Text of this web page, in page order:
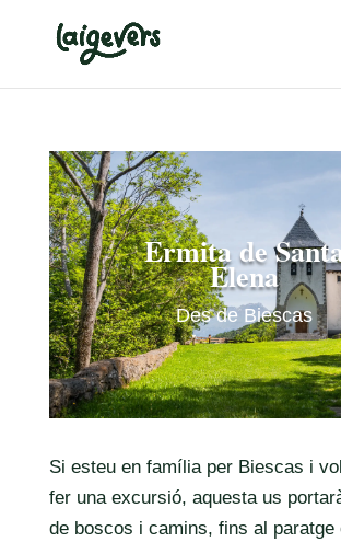
Ermita de
Elena
Des de Biescas
Si esteu en família per Biescas i
fer una excursió, aquesta us
de boscos i camins, fins al paratge